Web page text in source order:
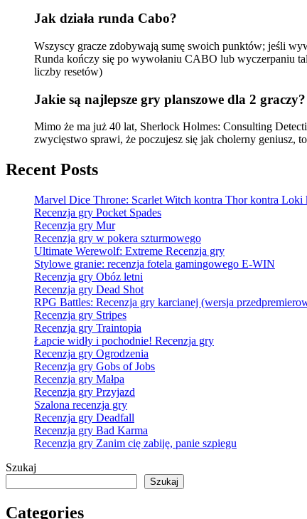
Jak działa runda Cabo?
Wszyscy gracze zdobywają sumę swoich punktów; jeśli
Runda kończy się po wywołaniu CABO lub wyczerpaniu
liczby resetów)
Jakie są najlepsze gry planszowe dla 2 graczy?
Mimo że ma już 40 lat, Sherlock Holmes: Consulting
zwycięstwo sprawi, że poczujesz się jak cholerny geniusz,
Recent Posts
Marvel Dice Throne: Scarlet Witch kontra Thor kontra Loki
Recenzja gry Pocket Spades
Recenzja gry Mur
Recenzja gry w pokera szturmowego
Ultimate Werewolf: Extreme Recenzja gry
Stylowe granie: recenzja fotela gamingowego E-WIN
Recenzja gry Obóz letni
Recenzja gry Dead Shot
RPG Battles: Recenzja gry karcianej (wersja
Recenzja gry Stripes
Recenzja gry Traintopia
Łapcie widły i pochodnie! Recenzja gry
Recenzja gry Ogrodzenia
Recenzja gry Gobs of Jobs
Recenzja gry Małpa
Recenzja gry Przyjazd
Szalona recenzja gry
Recenzja gry Deadfall
Recenzja gry Bad Karma
Recenzja gry Zanim cię zabiję, panie szpiegu
Szukaj
Szukaj
Categories